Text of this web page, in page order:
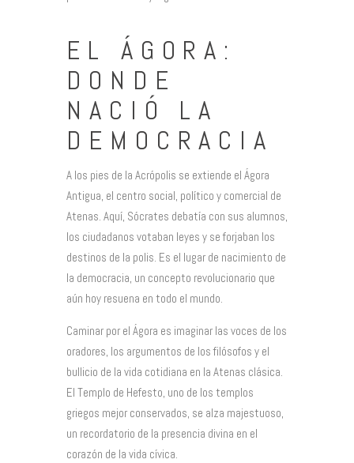
EL ÁGORA:
DONDE
NACIÓ LA
DEMOCRACIA
A los pies de la Acrópolis se extiende el Ágora
Antigua, el centro social, político y comercial de
Atenas. Aquí, Sócrates debatía con sus alumnos,
los ciudadanos votaban leyes y se forjaban los
destinos de la polis. Es el lugar de nacimiento de
la democracia, un concepto revolucionario que
aún hoy resuena en todo el mundo.
Caminar por el Ágora es imaginar las voces de los
oradores, los argumentos de los filósofos y el
bullicio de la vida cotidiana en la Atenas clásica.
El Templo de Hefesto, uno de los templos
griegos mejor conservados, se alza majestuoso,
un recordatorio de la presencia divina en el
corazón de la vida cívica.